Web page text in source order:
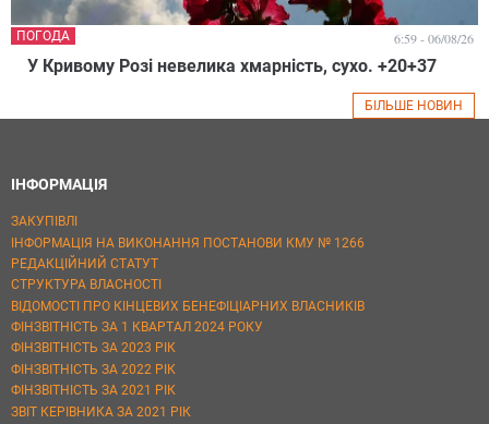
У Кривому Розі невелика хмарність, сухо. +20+37
ПОГОДА 6:59 - 06/08/26
БІЛЬШЕ НОВИН
ІНФОРМАЦІЯ
ЗАКУПІВЛІ
ІНФОРМАЦІЯ НА ВИКОНАННЯ ПОСТАНОВИ КМУ № 1266
РЕДАКЦІЙНИЙ СТАТУТ
СТРУКТУРА ВЛАСНОСТІ
ВІДОМОСТІ ПРО КІНЦЕВИХ БЕНЕФІЦІАРНИХ ВЛАСНИКІВ
ФІНЗВІТНІСТЬ ЗА 1 КВАРТАЛ 2024 РОКУ
ФІНЗВІТНІСТЬ ЗА 2023 РІК
ФІНЗВІТНІСТЬ ЗА 2022 РІК
ФІНЗВІТНІСТЬ ЗА 2021 РІК
ЗВІТ КЕРІВНИКА ЗА 2021 РІК